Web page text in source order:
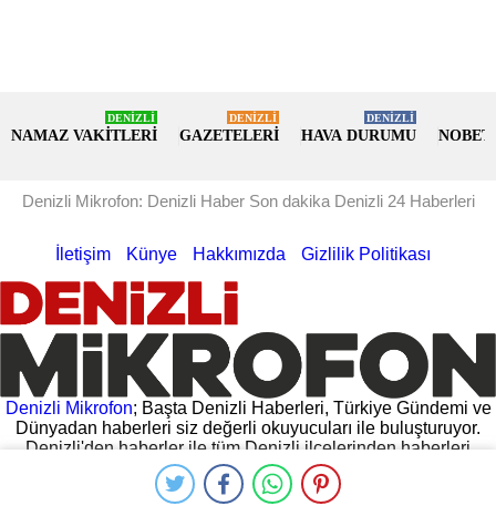
NAMAZ VAKİTLERİ
DENİZLİ
GAZETELERİ
DENİZLİ
HAVA DURUMU
DENİZLİ
Denizli Mikrofon: Denizli Haber Son dakika Denizli 24 Haberleri
İletişim Künye Hakkımızda Gizlilik Politikası
Denizli Mikrofon; Başta Denizli Haberleri, Türkiye Gündemi ve
Dünyadan haberleri siz değerli okuyucuları ile buluşturuyor.
Denizli'den haberler ile tüm Denizli ilçelerinden haberleri
hemen oku. Denizli Valiliğinden gelen açıklamalar, Denizli
Belediyesinin yaptığı açıklamalar ve daha fazlası